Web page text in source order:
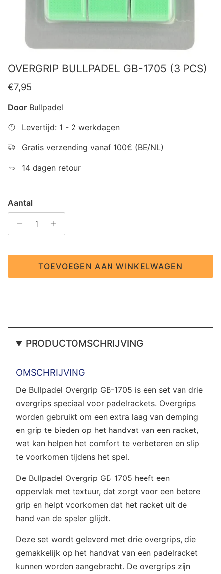
OVERGRIP BULLPADEL GB-1705 (3 PCS)
Reguliere prijs
€7,95
Door Bullpadel
Levertijd: 1 - 2 werkdagen
Gratis verzending vanaf 100€ (BE/NL)
14 dagen retour
Aantal
TOEVOEGEN AAN WINKELWAGEN
PRODUCTOMSCHRIJVING
OMSCHRIJVING
De Bullpadel Overgrip GB-1705 is een set van drie
overgrips speciaal voor padelrackets. Overgrips
worden gebruikt om een extra laag van demping
en grip te bieden op het handvat van een racket,
wat kan helpen het comfort te verbeteren en slip
te voorkomen tijdens het spel.
De Bullpadel Overgrip GB-1705 heeft een
oppervlak met textuur, dat zorgt voor een betere
grip en helpt voorkomen dat het racket uit de
hand van de speler glijdt.
Deze set wordt geleverd met drie overgrips, die
gemakkelijk op het handvat van een padelracket
kunnen worden aangebracht. De overgrips zijn